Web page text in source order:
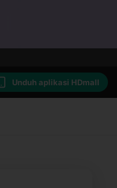
Unduh aplikasi HDmall